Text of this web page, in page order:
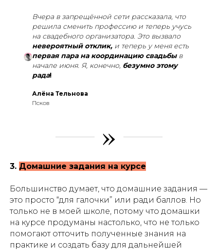
Вчера в запрещённой сети рассказала, что
решила сменить профессию и теперь учусь
на свадебного организатора. Это вызвало
невероятный отклик, и теперь у меня есть
первая пара на координацию свадьбыв
начале июня. Я, конечно, безумно этому
рада!
Алёна Тельнова
Псков
»
3. Домашние задания на курсе
Большинство думает, что домашние задания —
это просто “для галочки” или ради баллов. Но
только не в моей школе, потому что домашки
на курсе продуманы настолько, что не только
помогают отточить полученные знания на
практике и создать базу для дальнейшей